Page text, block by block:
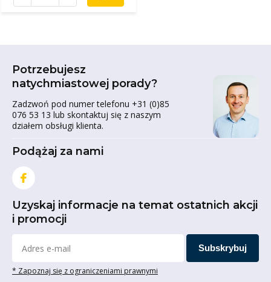
Potrzebujesz
natychmiastowej porady?
Zadzwoń pod numer telefonu +31 (0)85
076 53 13 lub skontaktuj się z naszym
działem obsługi klienta.
Podążaj za nami
Uzyskaj informacje na temat ostatnich akcji
i promocji
Subskrybuj
* Zapoznaj się z ograniczeniami prawnymi